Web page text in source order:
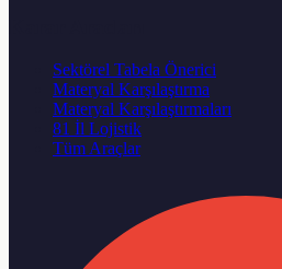
Sektörel Tabela Önerici
Materyal Karşılaştırma
Materyal Karşılaştırmaları
81 İl Lojistik
Tüm Araçlar